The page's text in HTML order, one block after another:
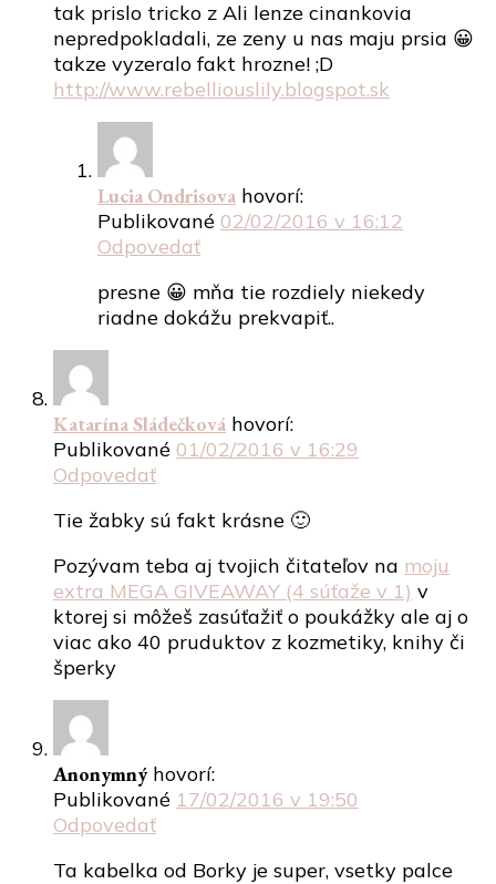
tak prislo tricko z Ali lenze cinankovia
nepredpokladali, ze zeny u nas maju prsia 😀
takze vyzeralo fakt hrozne! ;D
http://www.rebelliouslily.blogspot.sk
Lucia Ondrisova hovorí:
Publikované 02/02/2016 v 16:12
Odpovedať
presne 😀 mňa tie rozdiely niekedy
riadne dokážu prekvapiť..
Katarína Sládečková hovorí:
Publikované 01/02/2016 v 16:29
Odpovedať
Tie žabky sú fakt krásne 🙂
Pozývam teba aj tvojich čitateľov na moju
extra MEGA GIVEAWAY (4 súťaže v 1) v
ktorej si môžeš zasúťažiť o poukážky ale aj o
viac ako 40 pruduktov z kozmetiky, knihy či
šperky
Anonymný hovorí:
Publikované 17/02/2016 v 19:50
Odpovedať
Ta kabelka od Borky je super, vsetky palce